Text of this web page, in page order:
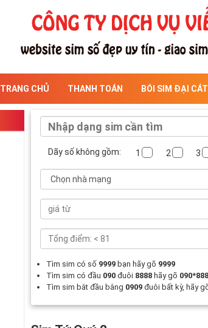
TRANG CHỦ THANH TOÁN BÓI SIM ĐẠI CÁT
Dãy số không gồm: 1 2 3
Tìm sim có số 9999 bạn hãy gõ 9999
Tìm sim có đầu 090đuôi 8888 hãy gõ
Tìm sim bắt đầu bằng 0909 đuôi bất kỳ, hãy